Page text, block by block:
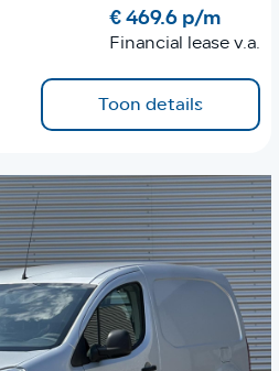
€ 469.6 p/m
Financial lease v.a.
Toon details